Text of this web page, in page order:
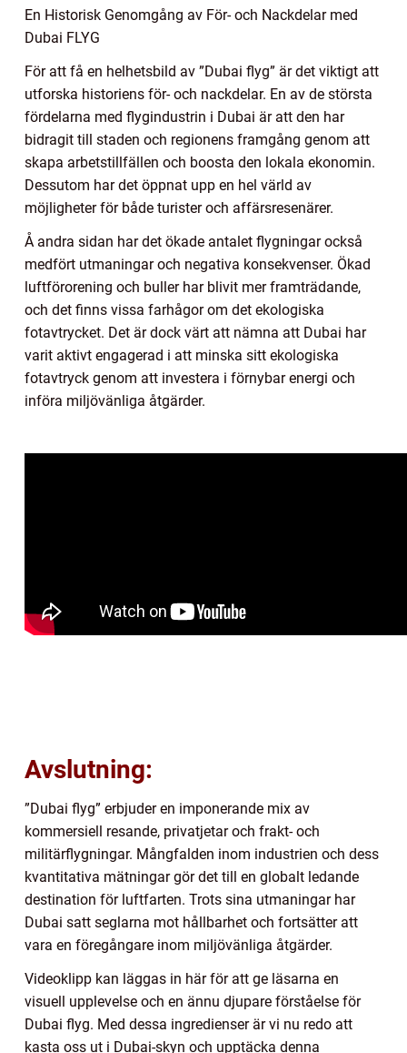
En Historisk Genomgång av För- och Nackdelar med
Dubai FLYG
För att få en helhetsbild av ”Dubai flyg” är det viktigt att
utforska historiens för- och nackdelar. En av de största
fördelarna med flygindustrin i Dubai är att den har
bidragit till staden och regionens framgång genom att
skapa arbetstillfällen och boosta den lokala ekonomin.
Dessutom har det öppnat upp en hel värld av
möjligheter för både turister och affärsresenärer.
Å andra sidan har det ökade antalet flygningar också
medfört utmaningar och negativa konsekvenser. Ökad
luftförorening och buller har blivit mer framträdande,
och det finns vissa farhågor om det ekologiska
fotavtrycket. Det är dock värt att nämna att Dubai har
varit aktivt engagerad i att minska sitt ekologiska
fotavtryck genom att investera i förnybar energi och
införa miljövänliga åtgärder.
Avslutning:
”Dubai flyg” erbjuder en imponerande mix av
kommersiell resande, privatjetar och frakt- och
militärflygningar. Mångfalden inom industrien och dess
kvantitativa mätningar gör det till en globalt ledande
destination för luftfarten. Trots sina utmaningar har
Dubai satt seglarna mot hållbarhet och fortsätter att
vara en föregångare inom miljövänliga åtgärder.
Videoklipp kan läggas in här för att ge läsarna en
visuell upplevelse och en ännu djupare förståelse för
Dubai flyg. Med dessa ingredienser är vi nu redo att
kasta oss ut i Dubai-skyn och upptäcka denna